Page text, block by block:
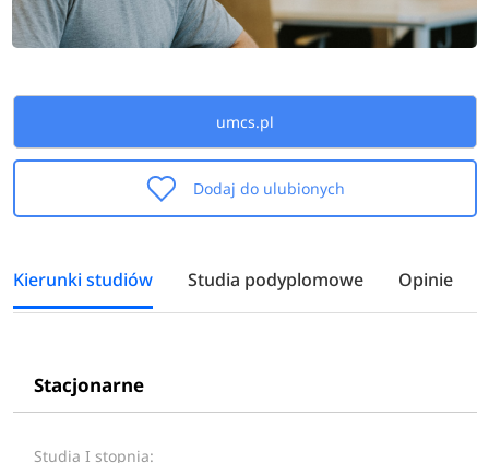
umcs.pl
Dodaj do ulubionych
Kierunki studiów Studia podyplomowe Opinie
Stacjonarne
Studia I stopnia: